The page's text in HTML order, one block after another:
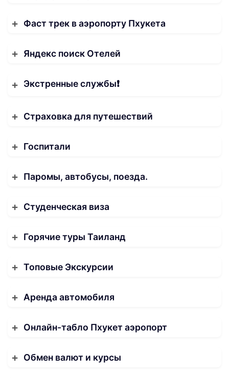
Фаст трек в аэропорту Пхукета
Яндекс поиск Отелей
Экстренные службы❗️
Страховка для путешествий
Госпитали
Паромы, автобусы, поезда.
Студенческая виза
Горячие туры Таиланд
Топовые Экскурсии
Аренда автомобиля
Онлайн-табло Пхукет аэропорт
Обмен валют и курсы